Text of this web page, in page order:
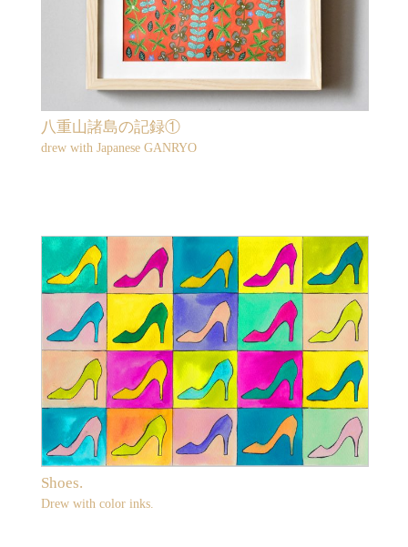
八重山諸島の記録①
drew with Japanese GANRYO
Shoes.
Drew with color inks.